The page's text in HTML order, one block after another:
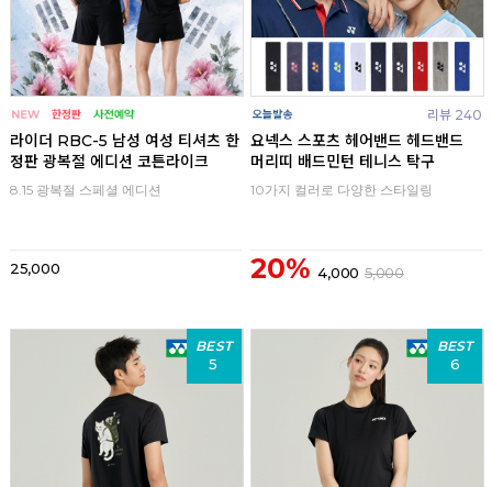
라이더 RBC-5 남성 여성 티셔츠 한
정판 광복절 에디션 코튼라이크
8.15 광복절 스페셜 에디션
25,000
리뷰 240
요넥스 스포츠 헤어밴드 헤드밴드
머리띠 배드민턴 테니스 탁구
10가지 컬러로 다양한 스타일링
20% 4,000 5,000
BEST
5
BEST
6